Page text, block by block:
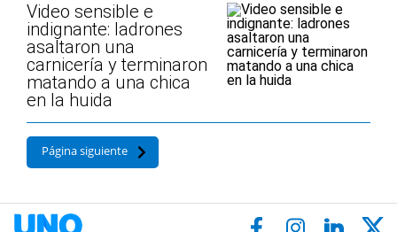
Video sensible e
indignante: ladrones
asaltaron una
carnicería y terminaron
matando a una chica
en la huida
Página siguiente